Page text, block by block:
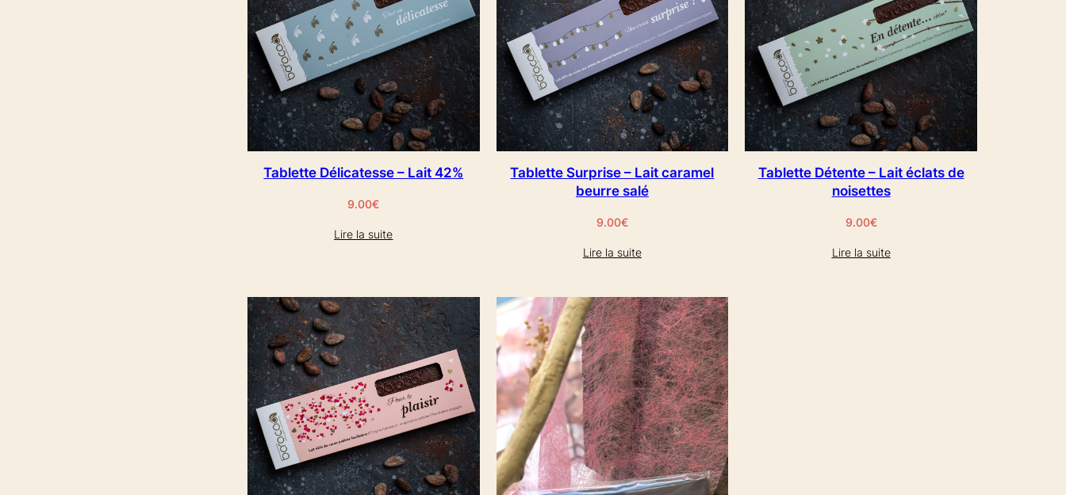
Tablette Délicatesse – Lait 42%
9.00€
Lire la suite
Tablette Surprise – Lait caramel
beurre salé
9.00€
Lire la suite
Tablette Détente – Lait éclats de
noisettes
9.00€
Lire la suite